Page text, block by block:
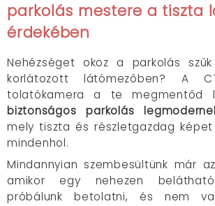
parkolás mestere a tiszta
érdekében
Nehézséget okoz a parkolás
korlátozott látómezőben? A
tolatókamera a te megmentőd
biztonságos parkolás
mely tiszta és részletgazdag
mindenhol.
Mindannyian szembesültünk már
amikor egy nehezen belátható
próbálunk betolatni, és nem